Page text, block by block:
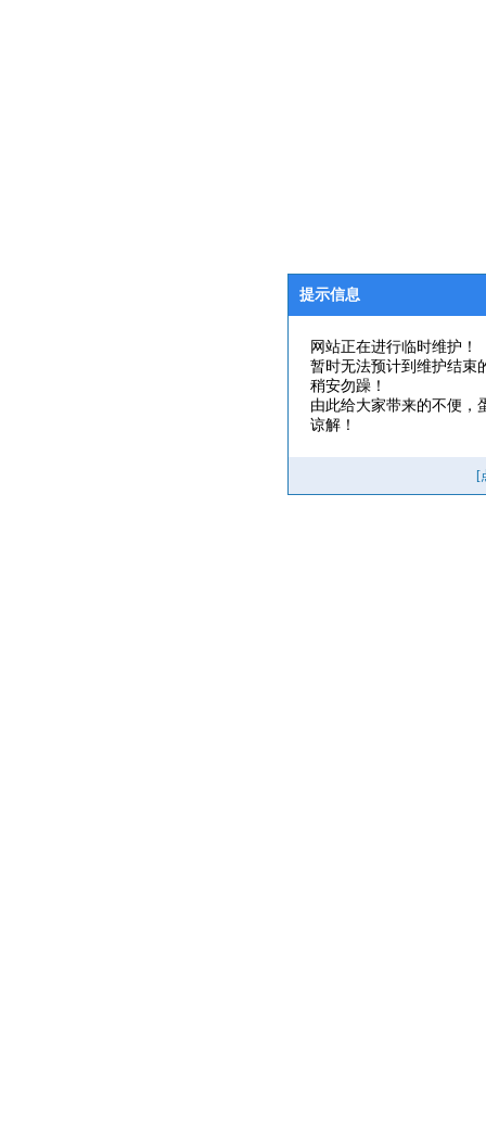
提示信息
网站正在进行临时维护！
暂时无法预计到维护结束
稍安勿躁！
由此给大家带来的不便，
谅解！
[